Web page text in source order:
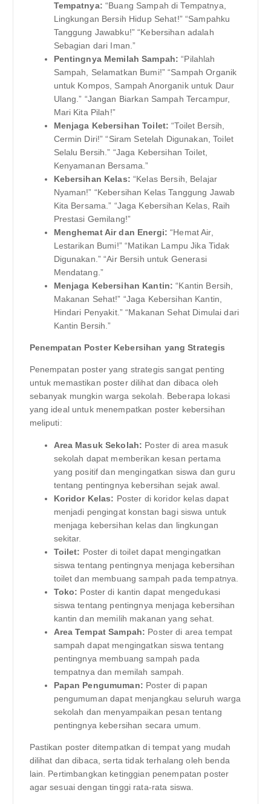
Tempatnya: “Buang Sampah di Tempatnya,
Lingkungan Bersih Hidup Sehat!” “Sampahku
Tanggung Jawabku!” “Kebersihan adalah
Sebagian dari Iman.”
Pentingnya Memilah Sampah: “Pilahlah
Sampah, Selamatkan Bumi!” “Sampah Organik
untuk Kompos, Sampah Anorganik untuk Daur
Ulang.” “Jangan Biarkan Sampah Tercampur,
Mari Kita Pilah!”
Menjaga Kebersihan Toilet: “Toilet Bersih,
Cermin Diri!” “Siram Setelah Digunakan, Toilet
Selalu Bersih.” “Jaga Kebersihan Toilet,
Kenyamanan Bersama.”
Kebersihan Kelas: “Kelas Bersih, Belajar
Nyaman!” “Kebersihan Kelas Tanggung Jawab
Kita Bersama.” “Jaga Kebersihan Kelas, Raih
Prestasi Gemilang!”
Menghemat Air dan Energi: “Hemat Air,
Lestarikan Bumi!” “Matikan Lampu Jika Tidak
Digunakan.” “Air Bersih untuk Generasi
Mendatang.”
Menjaga Kebersihan Kantin: “Kantin Bersih,
Makanan Sehat!” “Jaga Kebersihan Kantin,
Hindari Penyakit.” “Makanan Sehat Dimulai dari
Kantin Bersih.”
Penempatan Poster Kebersihan yang Strategis
Penempatan poster yang strategis sangat penting
untuk memastikan poster dilihat dan dibaca oleh
sebanyak mungkin warga sekolah. Beberapa lokasi
yang ideal untuk menempatkan poster kebersihan
meliputi:
Area Masuk Sekolah: Poster di area masuk
sekolah dapat memberikan kesan pertama
yang positif dan mengingatkan siswa dan guru
tentang pentingnya kebersihan sejak awal.
Koridor Kelas: Poster di koridor kelas dapat
menjadi pengingat konstan bagi siswa untuk
menjaga kebersihan kelas dan lingkungan
sekitar.
Toilet: Poster di toilet dapat mengingatkan
siswa tentang pentingnya menjaga kebersihan
toilet dan membuang sampah pada tempatnya.
Toko: Poster di kantin dapat mengedukasi
siswa tentang pentingnya menjaga kebersihan
kantin dan memilih makanan yang sehat.
Area Tempat Sampah: Poster di area tempat
sampah dapat mengingatkan siswa tentang
pentingnya membuang sampah pada
tempatnya dan memilah sampah.
Papan Pengumuman: Poster di papan
pengumuman dapat menjangkau seluruh warga
sekolah dan menyampaikan pesan tentang
pentingnya kebersihan secara umum.
Pastikan poster ditempatkan di tempat yang mudah
dilihat dan dibaca, serta tidak terhalang oleh benda
lain. Pertimbangkan ketinggian penempatan poster
agar sesuai dengan tinggi rata-rata siswa.